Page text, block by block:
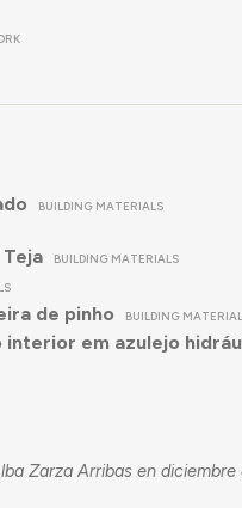
BUILDING MATERIALS
BUILDING MATERIALS
de pinho BUILDING
interior em azulejo
Zarza Arribas en